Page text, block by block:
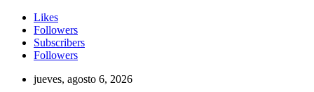
Likes
Followers
Subscribers
Followers
jueves, agosto 6, 2026